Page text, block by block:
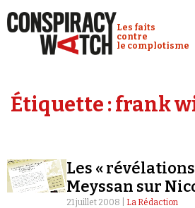
Conspiracy Watch
Les faits
contre
le complotisme
Analyses
Vidéos
Émissions
Étiquette :frank
Les «
Meyssan sur
21 juillet 2008 | La Rédaction